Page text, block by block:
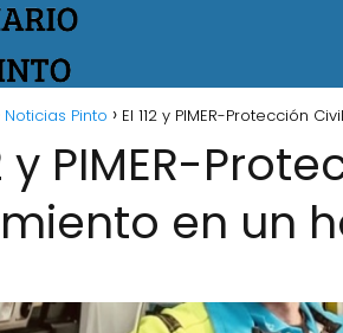
Noticias Pinto El 112 y PIMER-Protección
y PIMER-
en un